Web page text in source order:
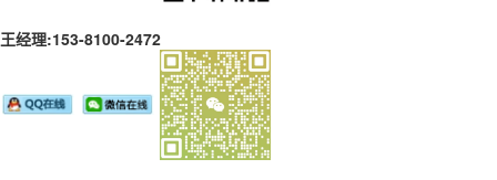
王经理:153-8100-2472